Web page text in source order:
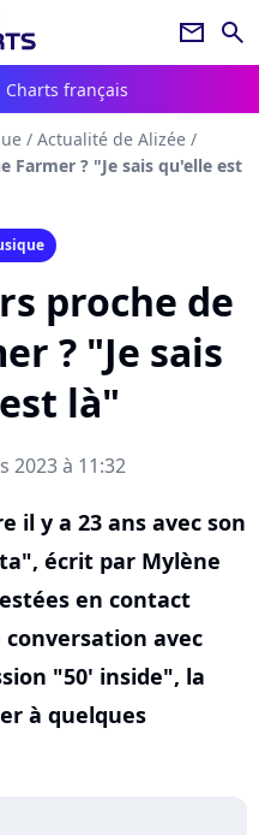
newsletter search
Charts français
/ Actualité de Alizée /
Farmer ? "Je sais qu'elle est
proche de
? "Je sais
là"
2023 à 11:32
il y a 23 ans avec son
écrit par Mylène
en contact
avec
"50' inside", la
à quelques